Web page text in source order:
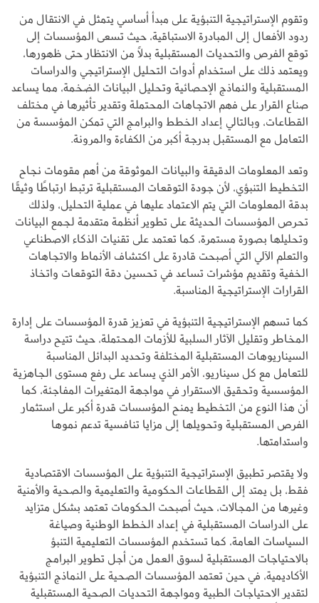
وتقوم الإستراتيجية التنبؤية على مبدأ أساسي يتمثل في الانتقال من
ردود الأفعال إلى المبادرة الاستباقية، حيث تسعى المؤسسات إلى
توقع الفرص والتحديات المستقبلية بدلاً من الانتظار حتى ظهورها،
ويعتمد ذلك على استخدام أدوات التحليل الإستراتيجي والدراسات
المستقبلية والنماذج الإحصائية وتحليل البيانات الضخمة، مما يساعد
صناع القرار على فهم الاتجاهات المحتملة وتقدير تأثيرها في مختلف
القطاعات، وبالتالي إعداد الخطط والبرامج التي تمكن المؤسسة من
التعامل مع المستقبل بدرجة أكبر من الكفاءة والمرونة.
وتعد المعلومات الدقيقة والبيانات الموثوقة من أهم مقومات نجاح
التخطيط التنبؤي، لأن جودة التوقعات المستقبلية ترتبط ارتباطًا وثيقًا
بدقة المعلومات التي يتم الاعتماد عليها في عملية التحليل، ولذلك
تحرص المؤسسات الحديثة على تطوير أنظمة متقدمة لجمع البيانات
وتحليلها بصورة مستمرة، كما تعتمد على تقنيات الذكاء الاصطناعي
والتعلم الآلي التي أصبحت قادرة على اكتشاف الأنماط والاتجاهات
الخفية وتقديم مؤشرات تساعد في تحسين دقة التوقعات واتخاذ
القرارات الإستراتيجية المناسبة.
كما تسهم الإستراتيجية التنبؤية في تعزيز قدرة المؤسسات على إدارة
المخاطر وتقليل الآثار السلبية للأزمات المحتملة، حيث تتيح دراسة
السيناريوهات المستقبلية المختلفة وتحديد البدائل المناسبة
للتعامل مع كل سيناريو، الأمر الذي يساعد على رفع مستوى الجاهزية
المؤسسية وتحقيق الاستقرار في مواجهة المتغيرات المفاجئة، كما
أن هذا النوع من التخطيط يمنح المؤسسات قدرة أكبر على استثمار
الفرص المستقبلية وتحويلها إلى مزايا تنافسية تدعم نموها
واستدامتها.
ولا يقتصر تطبيق الإستراتيجية التنبؤية على المؤسسات الاقتصادية
فقط، بل يمتد إلى القطاعات الحكومية والتعليمية والصحية والأمنية
وغيرها من المجالات، حيث أصبحت الحكومات تعتمد بشكل متزايد
على الدراسات المستقبلية في إعداد الخطط الوطنية وصياغة
السياسات العامة، كما تستخدم المؤسسات التعليمية التنبؤ
بالاحتياجات المستقبلية لسوق العمل من أجل تطوير البرامج
الأكاديمية، في حين تعتمد المؤسسات الصحية على النماذج التنبؤية
لتقدير الاحتياجات الطبية ومواجهة التحديات الصحية المستقبلية